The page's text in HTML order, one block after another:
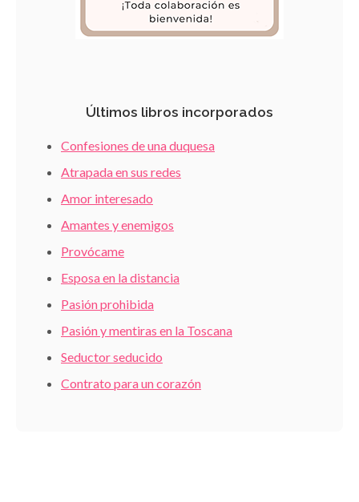
Últimos libros incorporados
Confesiones de una duquesa
Atrapada en sus redes
Amor interesado
Amantes y enemigos
Provócame
Esposa en la distancia
Pasión prohibida
Pasión y mentiras en la Toscana
Seductor seducido
Contrato para un corazón